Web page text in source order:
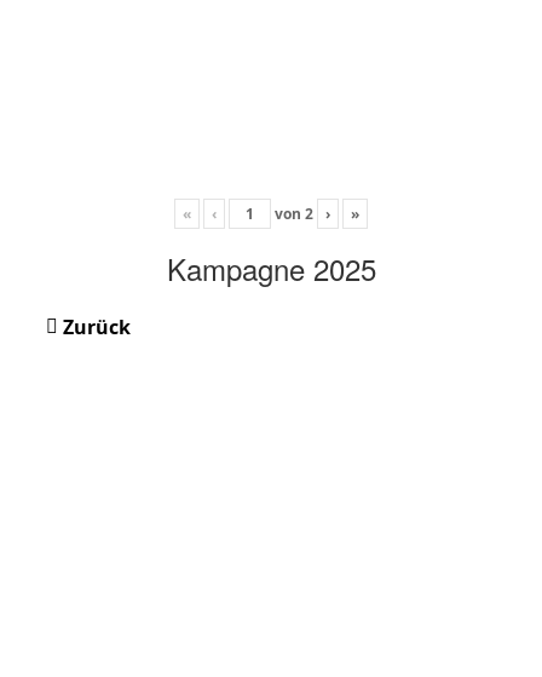
« ‹ von 2 › »
Kampagne 2025
Zurück